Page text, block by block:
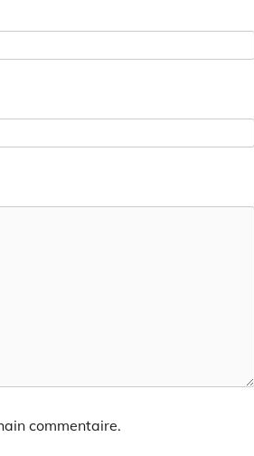
commentaire.